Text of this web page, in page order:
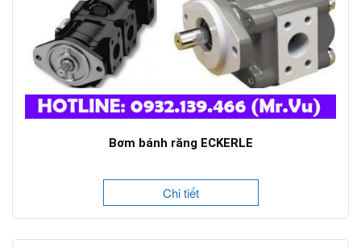
Bơm bánh răng ECKERLE
Chi tiết